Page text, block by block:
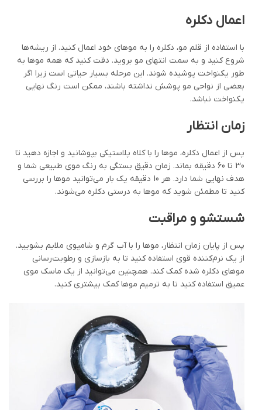
اعمال دکلره
با استفاده از قلم مو، دکلره را به موهای خود اعمال کنید. از ریشه‌ها
شروع کنید و به سمت انتهای مو بروید. دقت کنید که همه موها به
طور یکنواخت پوشیده شوند. این مرحله بسیار حیاتی است زیرا اگر
بعضی از نواحی مو پوشش نداشته باشند، ممکن است رنگ نهایی
یکنواخت نباشد.
زمان انتظار
پس از اعمال دکلره، موها را با کلاه پلاستیکی بپوشانید و اجازه دهید تا
30 تا 60 دقیقه بماند. زمان دقیق بستگی به رنگ موی طبیعی شما و
هدف نهایی شما دارد. هر 10 دقیقه یک بار می‌توانید موها را بررسی
کنید تا مطمئن شوید که موها به درستی دکلره می‌شوند.
شستشو و مراقبت
پس از پایان زمان انتظار، موها را با آب گرم و شامپوی ملایم بشویید.
از یک نرم‌کننده قوی استفاده کنید تا به بازسازی و رطوبت‌رسانی
موهای دکلره شده کمک کند. همچنین می‌توانید از یک ماسک موی
عمیق استفاده کنید تا به ترمیم موها کمک بیشتری کنید.